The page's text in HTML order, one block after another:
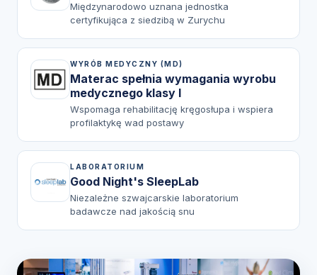
Międzynarodowo uznana jednostka
certyfikująca z siedzibą w Zurychu
WYRÓB MEDYCZNY (MD)
Materac spełnia wymagania wyrobu
medycznego klasy I
Wspomaga rehabilitację kręgosłupa i wspiera
profilaktykę wad postawy
LABORATORIUM
Good Night's SleepLab
Niezależne szwajcarskie laboratorium
badawcze nad jakością snu